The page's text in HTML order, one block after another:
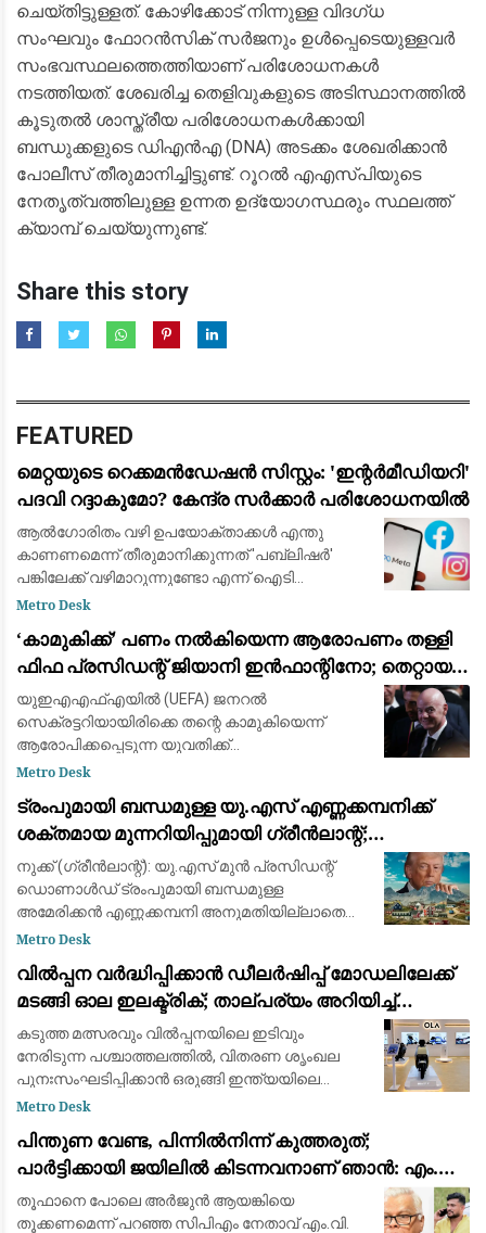
ചെയ്തിട്ടുള്ളത്. കോഴിക്കോട് നിന്നുള്ള വിദഗ്ധ
സംഘവും ഫോറൻസിക് സർജനും ഉൾപ്പെടെയുള്ളവർ
സംഭവസ്ഥലത്തെത്തിയാണ് പരിശോധനകൾ
നടത്തിയത്. ശേഖരിച്ച തെളിവുകളുടെ അടിസ്ഥാനത്തിൽ
കൂടുതൽ ശാസ്ത്രീയ പരിശോധനകൾക്കായി
ബന്ധുക്കളുടെ ഡിഎൻഎ (DNA) അടക്കം ശേഖരിക്കാൻ
പോലീസ് തീരുമാനിച്ചിട്ടുണ്ട്. റൂറൽ എഎസ്പിയുടെ
നേതൃത്വത്തിലുള്ള ഉന്നത ഉദ്യോഗസ്ഥരും സ്ഥലത്ത്
ക്യാമ്പ് ചെയ്യുന്നുണ്ട്.
Share this story
FEATURED
മെറ്റയുടെ റെക്കമൻഡേഷൻ സിസ്റ്റം: 'ഇന്റർമീഡിയറി'
പദവി റദ്ദാകുമോ? കേന്ദ്ര സർക്കാർ പരിശോധനയിൽ
ആൽഗോരിതം വഴി ഉപയോക്താക്കൾ എന്തു
കാണണമെന്ന് തീരുമാനിക്കുന്നത് 'പബ്ലിഷർ'
പങ്കിലേക്ക് വഴിമാറുന്നുണ്ടോ എന്ന് ഐടി
മന്ത്രാലയം വിലയിരുത്തുന്നു
Metro Desk
​‘കാമുകിക്ക്’ പണം നൽകിയെന്ന ആരോപണം തള്ളി
ഫിഫ പ്രസിഡന്റ് ജിയാനി ഇൻഫാന്റിനോ; തെറ്റായ
പ്രചാരണമെന്ന് പ്രതികരണം
യുഇഎഎഫ്‌എയിൽ (UEFA) ജനറൽ
സെക്രട്ടറിയായിരിക്കെ തന്റെ കാമുകിയെന്ന്
ആരോപിക്കപ്പെടുന്ന യുവതിക്ക്
ഓർഗനൈസേഷന്റെ പണം നൽകി
തള്ളി ഫിഫ പ്രസിഡന്റ് ജിയാനി ഇൻഫാന്റിനോ.
ബ്രിട്ട
Metro Desk
ട്രംപുമായി ബന്ധമുള്ള യു.എസ് എണ്ണക്കമ്പനിക്ക്
ശക്തമായ മുന്നറിയിപ്പുമായി ഗ്രീൻലാന്റ്;
അനുമതിയില്ലാതെ ഡ്രില്ലിംഗ് ഉപകരണങ്ങൾ
എത്തിച്ചതിൽ അമർഷം
നുക്ക് (ഗ്രീൻലാന്റ്): യു.എസ് മുൻ പ്രസിഡന്റ്
ഡൊണാൾഡ് ട്രംപുമായി ബന്ധമുള്ള
അമേരിക്കൻ എണ്ണക്കമ്പനി അനുമതിയില്ലാതെ
ഖനന സാമഗ്രികൾ കരയിലെത്തിച്ച സംഭവത്തിൽ
കിഴക
Metro Desk
വിൽപ്പന വർദ്ധിപ്പിക്കാൻ ഡീലർഷിപ്പ് മോഡലിലേക്ക്
മടങ്ങി ഓല ഇലക്ട്രിക്; താല്പര്യം അറിയിച്ച്
ആയിരത്തോളം പേർ
കടുത്ത മത്സരവും വിൽപ്പനയിലെ ഇടിവും
നേരിടുന്ന പശ്ചാത്തലത്തിൽ, വിതരണ ശൃംഖല
പുനഃസംഘടിപ്പിക്കാൻ ഒരുങ്ങി ഇന്ത്യയിലെ
മുൻനിര ഇലക്ട്രിക് ഇരുചക്ര വാഹന
ഇതുവരെ കമ്പ
Metro Desk
പിന്തുണ വേണ്ട, പിന്നിൽനിന്ന് കുത്തരുത്;
പാർട്ടിക്കായി ജയിലിൽ കിടന്നവനാണ് ഞാൻ: എം.വി.
ജയരാജന് മറുപടിയുമായി അർജുൻ ആയങ്കി
തൂഫാനെ പോലെ അര്‍ജുന്‍ ആയങ്കിയെ
തൂക്കണമെന്ന് പറഞ്ഞ സിപിഎം നേതാവ് എം.വി.